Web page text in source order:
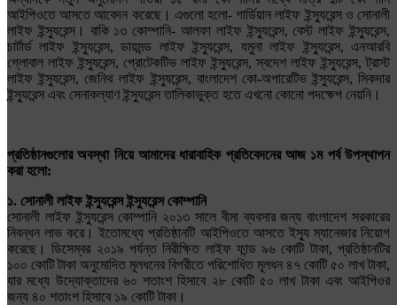
আইপিওতে আসতে আবেদন করেছে। এগুলো হলো- গার্ডিয়ান লাইফ ইন্স্যুরেন্স ও সোনালী
লাইফ ইন্স্যুরেন্স। বাকি ১৩ কোম্পানি- আলফা লাইফ ইন্স্যুরেন্স, বেস্ট লাইফ ইন্স্যুরেন্স,
চার্টার্ড লাইফ ইন্স্যুরেন্স, ডায়মন্ড লাইফ ইন্স্যুরেন্স, যমুনা লাইফ ইন্স্যুরেন্স, এনআরবি
গ্লোবাল লাইফ ইন্স্যুরেন্স, প্রোটেকটিভ লাইফ ইন্স্যুরেন্স, স্বদেশ লাইফ ইন্স্যুরেন্স, ট্রাস্ট
লাইফ ইন্স্যুরেন্স, জেনিথ লাইফ ইন্স্যুরেন্স, বাংলাদেশ কো-অপারেটিভ ইন্স্যুরেন্স, সিকদার
ইন্স্যুরেন্স এবং সেনাকল্যাণ ইন্স্যুরেন্স তালিকাভুক্ত হতে এখনো কোনো পদক্ষেপ নেয়নি।
প্রতিষ্ঠানগুলোর অবস্থা নিয়ে আমাদের ধারাবাহিক প্রতিবেদনের আজ ১ম পর্ব উপস্থাপন
করা হলো:
১. সোনালী লাইফ ইন্স্যুরেন্স ইন্স্যুরেন্স কোম্পানি
সোনালী লাইফ ইন্স্যুরেন্স কোম্পানি ২০১৩ সালে বীমা ব্যবসার জন্য বাংলাদেশ সরকারের
নিবন্ধন লাভ করে। ইতোমধ্যে প্রতিষ্ঠানটি আইপিওতে আসতে ইস্যু ম্যানেজার নিয়োগ
করেছে। ডিসেম্বর ২০১৯ পর্যন্ত নিরীক্ষিত লাইফ ফান্ড ৯৬ কোটি টাকা, প্রতিষ্ঠানটির
১০০ কোটি টাকা অনুমোদিত মূলধনের বিপরীতে পরিশোধিত মূলধন ৪৭ কোটি ৫০ লাখ টাকা,
যার মধ্যে উদ্যোক্তাদের ৬০ শতাংশ হিসাবে ২৮ কোটি ৫০ লাখ টাকা এবং আইপিওর
জন্য ৪০ শতাংশ হিসাবে ১৯ কোটি টাকা।